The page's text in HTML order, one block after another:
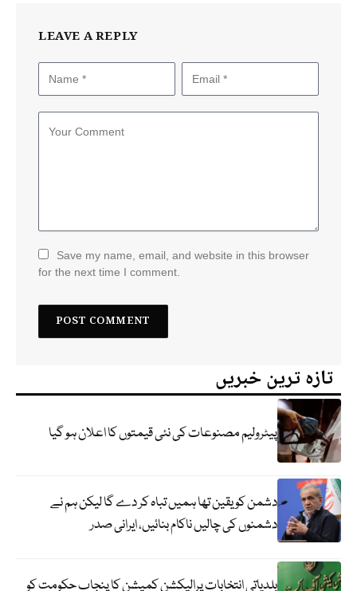
LEAVE A REPLY
Save my name, email, and website in this browser
for the next time I comment.
تازہ ترین خبریں
پیٹرولیم مصنوعات کی نئی قیمتوں کا اعلان ہو گیا
دشمن کو یقین تھا ہمیں تباہ کر دے گا لیکن ہم نے
دشمنوں کی چالیں ناکام بنائیں، ایرانی صدر
بلدیاتی انتخابات پرالیکشن کمیشن کا پنجاب حکومت کو